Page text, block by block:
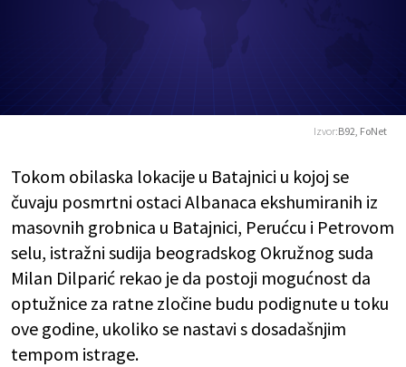
Izvor:B92, FoNet
Tokom obilaska lokacije u Batajnici u kojoj se
čuvaju posmrtni ostaci Albanaca ekshumiranih iz
masovnih grobnica u Batajnici, Perućcu i Petrovom
selu, istražni sudija beogradskog Okružnog suda
Milan Dilparić rekao je da postoji mogućnost da
optužnice za ratne zločine budu podignute u toku
ove godine, ukoliko se nastavi s dosadašnjim
tempom istrage.